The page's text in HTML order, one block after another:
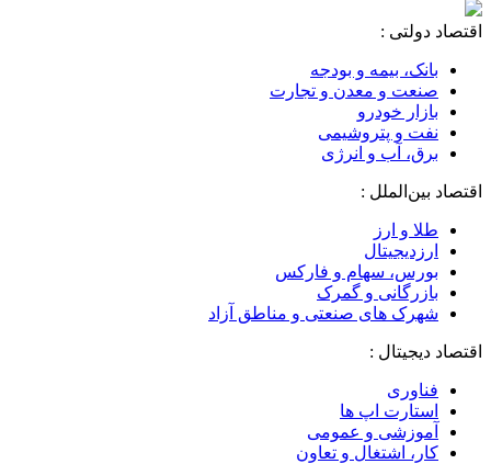
اقتصاد دولتی :
بانک، بیمه و بودجه
صنعت و معدن و تجارت
بازار خودرو
نفت و پتروشیمی
برق، آب و انرژی
اقتصاد بین‌الملل :
طلا و ارز
ارزدیجیتال
بورس، سهام و فارکس
بازرگانی و گمرک
شهرک های صنعتی و مناطق آزاد
اقتصاد دیجیتال :
فناوری
استارت اپ ها
آموزشی و عمومی
کار، اشتغال و تعاون